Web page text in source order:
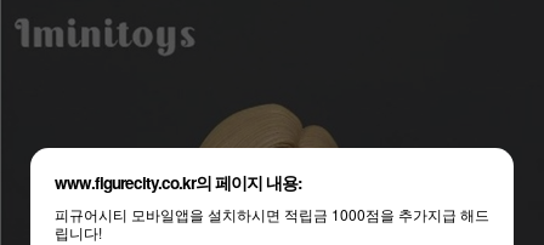
www.figurecity.co.kr의 페이지 내용:
피규어시티 모바일앱을 설치하시면 적립금 1000점을 추가지급 해드
립니다!